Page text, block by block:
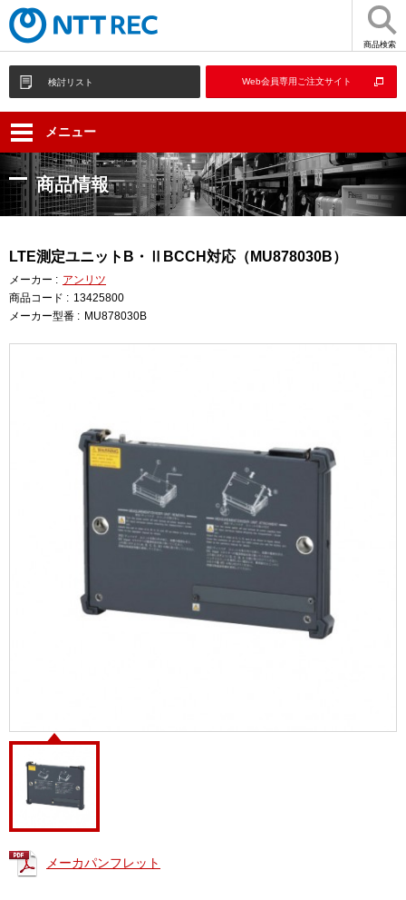
商品検索
検討リスト Web会員専用ご注文サイト
メニュー
商品情報
LTE測定ユニットB・ⅡBCCH対応（MU878030B）
メーカー : アンリツ
商品コード : 13425800
メーカー型番 : MU878030B
メーカパンフレット